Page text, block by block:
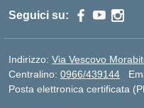
Seguici su:
Indirizzo: Via Vescovo
Centralino: 0966/439144
Posta elettronica certificata